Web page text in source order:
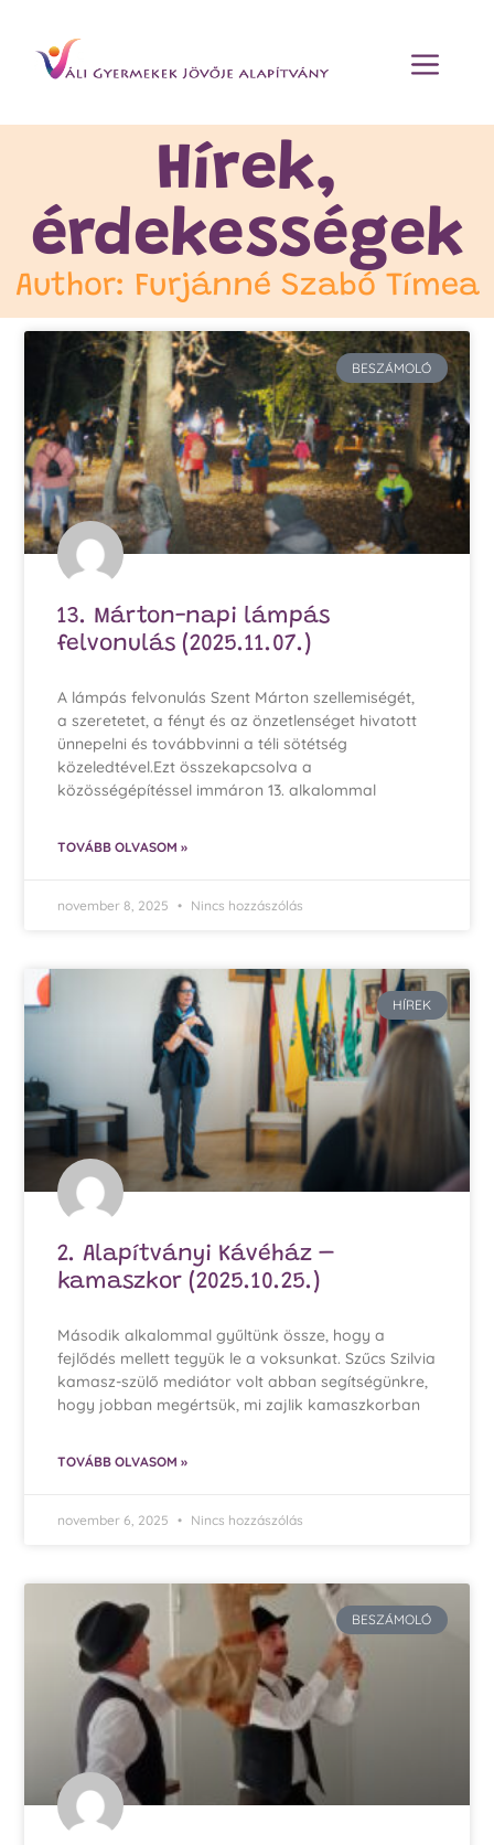
Hírek,
érdekességek
Author: Furjánné Szabó Tímea
BESZÁMOLÓ
13. Márton-napi lámpás
felvonulás (2025.11.07.)
A lámpás felvonulás Szent Márton szellemiségét,
a szeretetet, a fényt és az önzetlenséget hivatott
ünnepelni és továbbvinni a téli sötétség
közeledtével.Ezt összekapcsolva a
közösségépítéssel immáron 13. alkalommal
TOVÁBB OLVASOM »
november 8, 2025 Nincs hozzászólás
HÍREK
2. Alapítványi Kávéház –
kamaszkor (2025.10.25.)
Második alkalommal gyűltünk össze, hogy a
fejlődés mellett tegyük le a voksunkat. Szűcs Szilvia
kamasz-szülő mediátor volt abban segítségünkre,
hogy jobban megértsük, mi zajlik kamaszkorban
TOVÁBB OLVASOM »
november 6, 2025 Nincs hozzászólás
BESZÁMOLÓ